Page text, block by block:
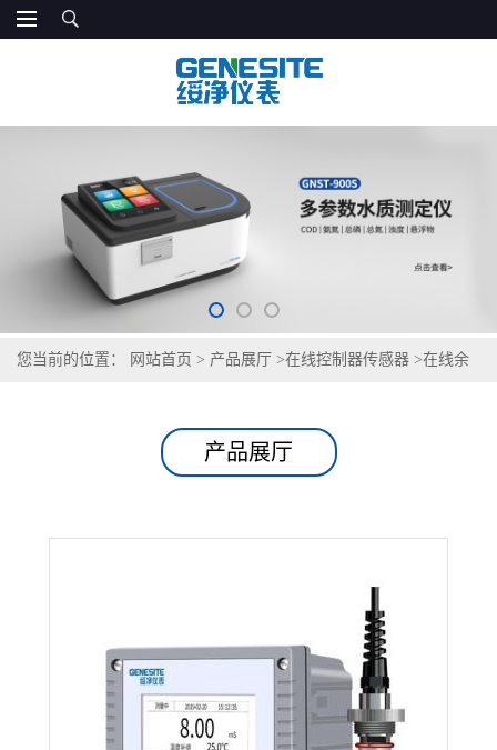
您当前的位置： 网站首页 > 产品展厅 >在线控制器传感器 >在线余
产品展厅